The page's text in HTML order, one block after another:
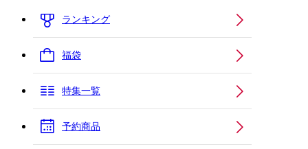
ランキング
福袋
特集一覧
予約商品